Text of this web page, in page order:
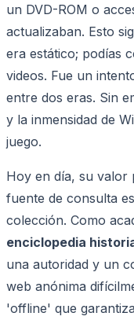
un DVD-ROM o
actualizaban. Esto
era estático; podías
videos. Fue un
entre dos eras. Sin
y la inmensidad de
juego.
Hoy en día, su valor
fuente de consulta
colección. Como
enciclopedia
una autoridad y un
web anónima
'offline' que